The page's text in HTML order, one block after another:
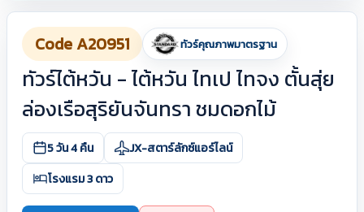
Code A20951 ทัวร์คุณภาพมาตรฐาน
ทัวร์ไต้หวัน - ไต้หวัน ไทเป ไทจง ตั้นสุ่ย
ล่องเรือสุริยันจันทรา ชมดอกไม้
5 วัน 4 คืน
JX-สตาร์ลักซ์แอร์ไลน์
โรงแรม 3 ดาว